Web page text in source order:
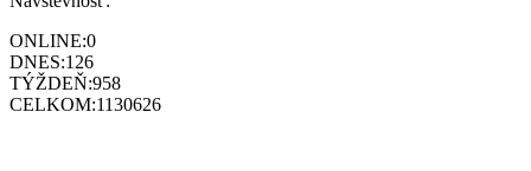
ONLINE:0
DNES:126
TÝŽDEŇ:958
CELKOM:1130626